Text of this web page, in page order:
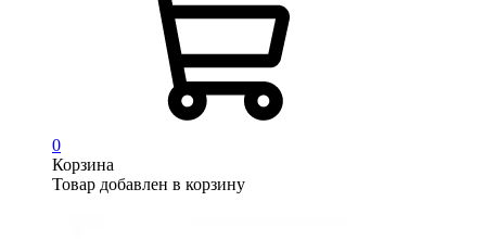
0
Корзина
Товар добавлен в корзину